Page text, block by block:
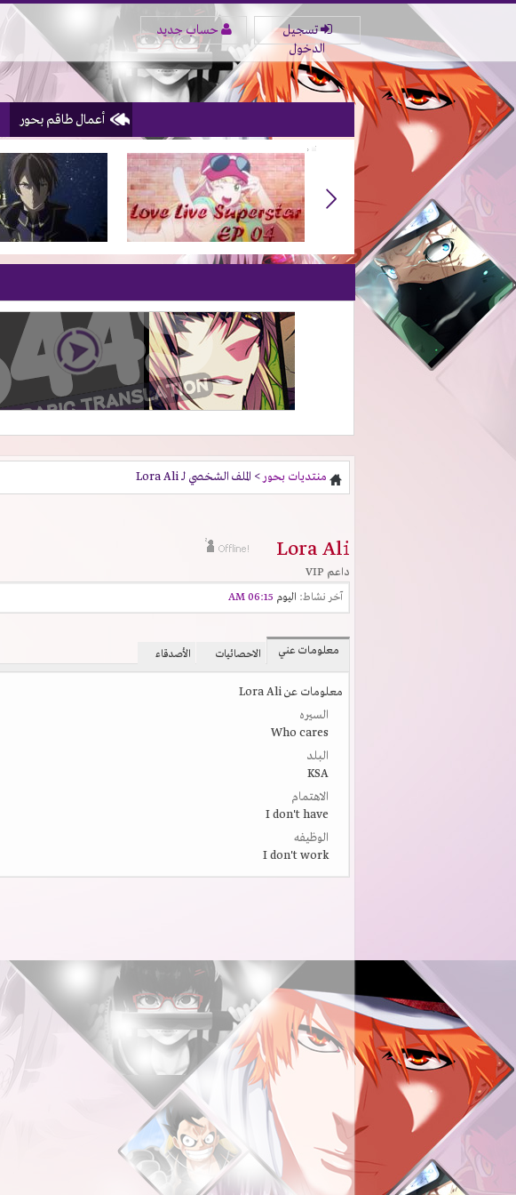
تسجيل
الدخول
حساب جديد
أعمال طاقم بحور
منتديات بحور > الملف الشخصي لـ Lora Ali
Lora Ali
داعم VIP
آخر نشاط: اليوم 06:15 AM
معلومات عني الاحصائيات الأصدقاء
معلومات عن Lora Ali
السيره
Who cares
البلد
KSA
الاهتمام
I don't have
الوظيفه
I don't work